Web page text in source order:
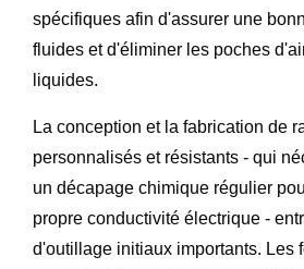
spécifiques afin d'assurer une
fluides et d'éliminer les poches
liquides.
La conception et la fabrication de
personnalisés et résistants - qui
un décapage chimique régulier
propre conductivité électrique -
d'outillage initiaux importants. Les